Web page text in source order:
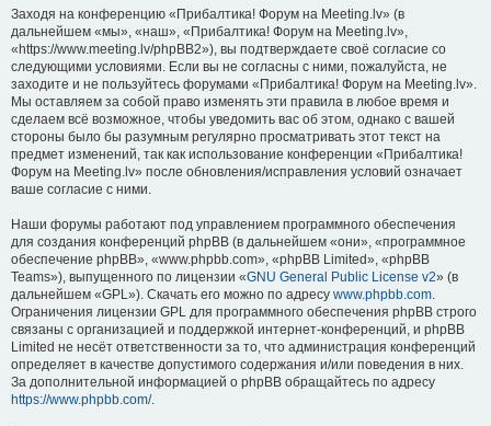
Заходя на конференцию «Прибалтика! Форум на Meeting.lv» (в
дальнейшем «мы», «наш», «Прибалтика! Форум на Meeting.lv»,
«https://www.meeting.lv/phpBB2»), вы подтверждаете своё согласие со
следующими условиями. Если вы не согласны с ними, пожалуйста, не
заходите и не пользуйтесь форумами «Прибалтика! Форум на Meeting.lv».
Мы оставляем за собой право изменять эти правила в любое время и
сделаем всё возможное, чтобы уведомить вас об этом, однако с вашей
стороны было бы разумным регулярно просматривать этот текст на
предмет изменений, так как использование конференции «Прибалтика!
Форум на Meeting.lv» после обновления/исправления условий означает
ваше согласие с ними.
Наши форумы работают под управлением программного обеспечения
для создания конференций phpBB (в дальнейшем «они», «программное
обеспечение phpBB», «www.phpbb.com», «phpBB Limited», «phpBB
Teams»), выпущенного по лицензии «GNU General Public License v2» (в
дальнейшем «GPL»). Скачать его можно по адресу www.phpbb.com.
Ограничения лицензии GPL для программного обеспечения phpBB строго
связаны с организацией и поддержкой интернет-конференций, и phpBB
Limited не несёт ответственности за то, что администрация конференций
определяет в качестве допустимого содержания и/или поведения в них.
За дополнительной информацией о phpBB обращайтесь по адресу
https://www.phpbb.com/.